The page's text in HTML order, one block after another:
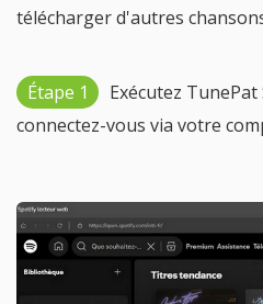
télécharger d'autres
Étape 1
Exécutez
connectez-vous via votre